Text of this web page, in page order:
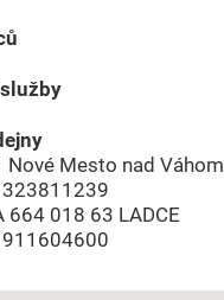
Nové Mesto nad Váhom
664 018 63 LADCE